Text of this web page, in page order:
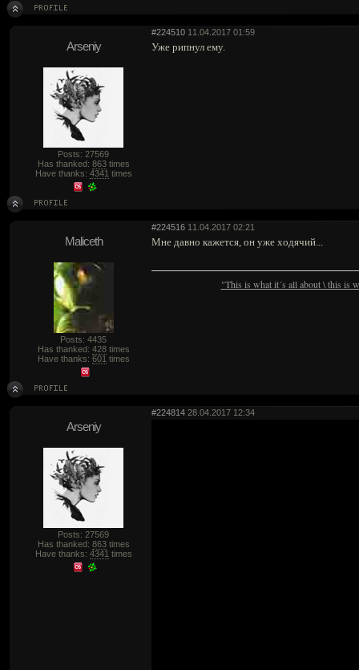
#224510 11.04.2017 01:59
Arseniy
Posts: 27569
Has thanked: 863times
Have thanks: 4341 times
Уже рипнул ему.
#224516 11.04.2017 02:21
Maliceth
Posts: 4435
Has thanked: 428times
Have thanks: 601 times
Мне давно кажется, он уже ходячий...
"This is what it´s all about \ this is
#224814 28.04.2017 12:34
Arseniy
Posts: 27569
Has thanked: 863times
Have thanks: 4341 times